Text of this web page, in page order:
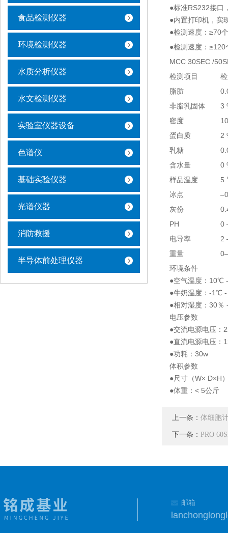
食品检测仪器
环境检测仪器
水质分析仪器
水文检测仪器
实验室仪器设备
色谱仪
基础实验仪器
光谱仪器
消防救援
半导体前处理仪器
●标准RS232接口
●内置打印机，实
●检测速度：≥70
●检测速度：
MCC 30SEC /
检测项目
脂肪
非脂乳固体
3
密度
蛋白质
2
乳糖
含水量
0
样品温度
5
冰点
灰份
PH
0
电导率
2
重量
环境条件
●空气温度：
●牛奶温度：-1℃
●相对湿度：30
电压参数
●交流电源电压：
●直流电源电压：
●功耗：30w
体积参数
●尺寸（W× D×H
●体重：< 5公斤
上一条： 体细胞
下一条： PRO
邮箱